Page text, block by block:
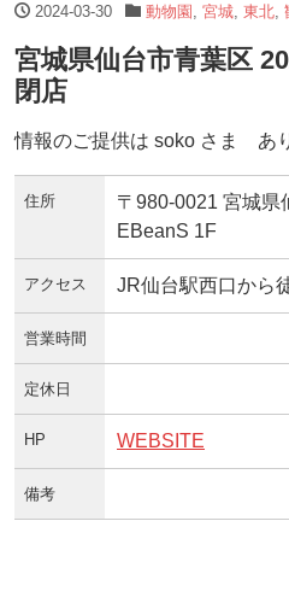
2024-03-30 動物園 宮城, 東北,
宮城県仙台市青葉区
閉店
情報のご提供は soko さま あ
住所
〒980-0021 宮城県
EBeanS 1F
アクセス JR仙台駅西口から
営業時間
定休日
HP WEBSITE
備考